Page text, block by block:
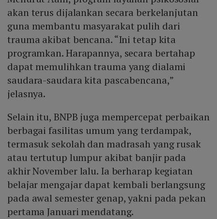
beroperasi pada pekan pertama Januari, menyusul
semester genap.
akan terus dijalankan secara berkelanjutan
guna membantu masyarakat pulih dari
trauma akibat bencana. “Ini tetap kita
programkan. Harapannya, secara bertahap
dapat memulihkan trauma yang dialami
saudara-saudara kita pascabencana,”
jelasnya.
Selain itu, BNPB juga mempercepat perbaikan
berbagai fasilitas umum yang terdampak,
termasuk sekolah dan madrasah yang rusak
atau tertutup lumpur akibat banjir pada
akhir November lalu. Ia berharap kegiatan
belajar mengajar dapat kembali berlangsung
pada awal semester genap, yakni pada pekan
pertama Januari mendatang.